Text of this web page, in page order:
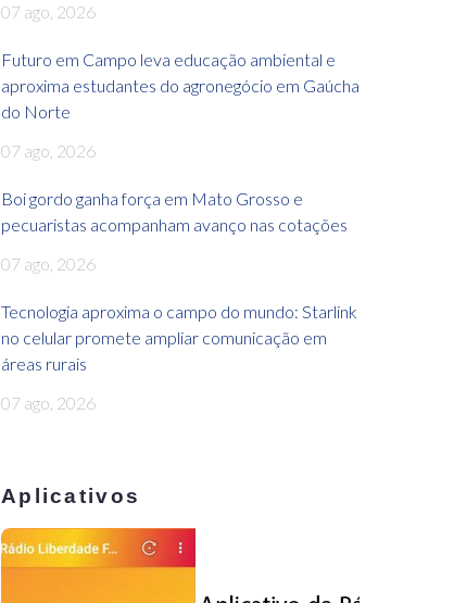
07 ago, 2026
Futuro em Campo leva educação ambiental e
aproxima estudantes do agronegócio em Gaúcha
do Norte
07 ago, 2026
Boi gordo ganha força em Mato Grosso e
pecuaristas acompanham avanço nas cotações
07 ago, 2026
Tecnologia aproxima o campo do mundo: Starlink
no celular promete ampliar comunicação em
áreas rurais
07 ago, 2026
Aplicativos